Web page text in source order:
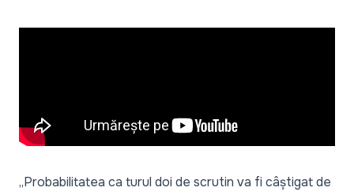
„Probabilitatea ca turul doi de scrutin va fi câștigat de